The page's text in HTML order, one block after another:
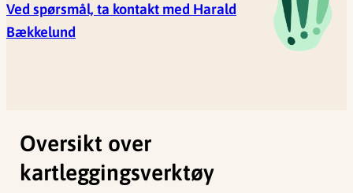
Ved spørsmål, ta kontakt med Harald
Bækkelund
Oversikt over
kartleggingsverktøy